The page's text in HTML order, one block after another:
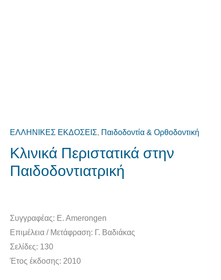
ΕΛΛΗΝΙΚΕΣ ΕΚΔΟΣΕΙΣ, Παιδοδοντία & Ορθοδοντική
Κλινικά Περιστατικά στην
Παιδοδοντιατρική
Συγγραφέας: Ε. Αmerοngen
Επιμέλεια / Μετάφραση: Γ. Βαδιάκας
Σελίδες: 130
Έτος έκδοσης: 2010